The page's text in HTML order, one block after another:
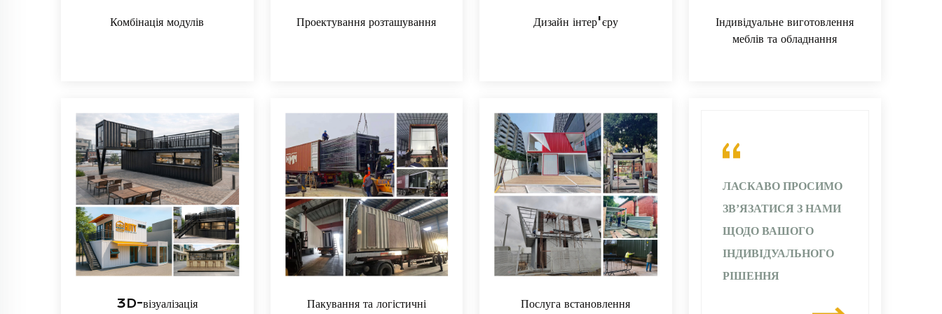
Комбінація модулів Проектування розташування Дизайн інтер'єру
Індивідуальне виготовлення
меблів та обладнання
3D-візуалізація
Пакування та логістичні
Послуга встановлення
ЛАСКАВО ПРОСИМО
ЗВ’ЯЗАТИСЯ З НАМИ
ЩОДО ВАШОГО
ІНДИВІДУАЛЬНОГО
РІШЕННЯ